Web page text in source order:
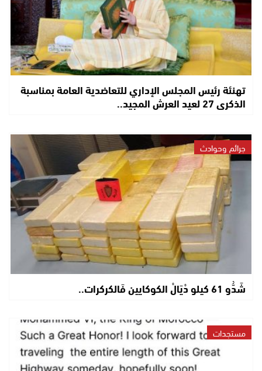
تهنئة رئيس المجلس الإداري للتعاضدية العامة بمناسبة
الذكرى 27 لعيد العرش المجيد..
جرائم وحوادث
شَدُّو 61 كيلو دْيَالْ الكوكايين فَالكركرات..
مستجدات